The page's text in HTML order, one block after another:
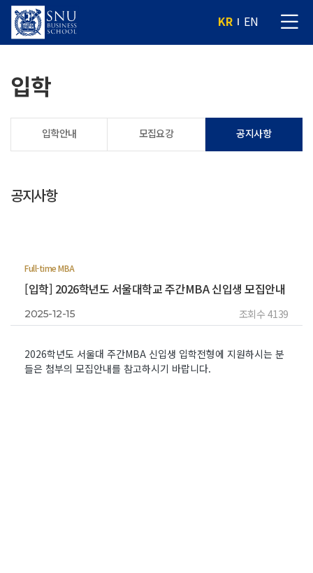
KR EN
입학
입학안내 모집요강 공지사항
공지사항
Full-time MBA
[입학] 2026학년도 서울대학교 주간MBA 신입생 모집안내
2025-12-15 조회수 4139
2026학년도 서울대 주간MBA 신입생 입학전형에 지원하시는 분
들은 첨부의 모집안내를 참고하시기 바랍니다.